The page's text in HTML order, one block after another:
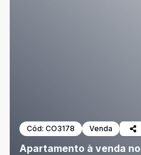
Cód: CO3178 Venda
Apartamento à venda